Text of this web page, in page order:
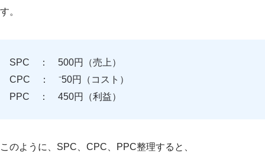
す。
SPC ： 500円（売上）
CPC ： ⁻50円（コスト）
PPC ： 450円（利益）
このように、SPC、CPC、PPC整理すると、